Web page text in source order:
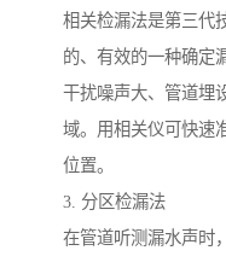
相关检漏法是第三代
的、有效的一种确定
干扰噪声大、管道埋
域。用相关仪可快速
位置。
3. 分区检漏法
在管道听测漏水声时